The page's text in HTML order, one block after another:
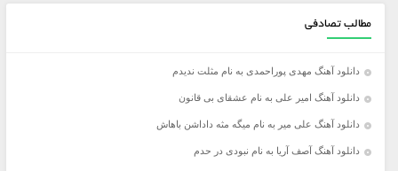
مطالب تصادفی
دانلود آهنگ مهدی پوراحمدی به نام مثلت ندیدم
دانلود آهنگ امیر علی به نام عشقای بی قانون
دانلود آهنگ علی میر به نام میگه مثه داداشن باهاش
دانلود آهنگ آصف آریا به نام نبودی در حدم